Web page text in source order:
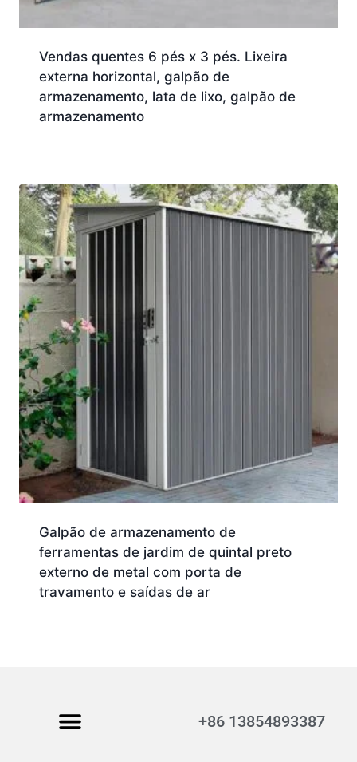
Vendas quentes 6 pés x 3 pés. Lixeira
externa horizontal, galpão de
armazenamento, lata de lixo, galpão de
armazenamento
Galpão de armazenamento de
ferramentas de jardim de quintal preto
externo de metal com porta de
travamento e saídas de ar
+86 13854893387